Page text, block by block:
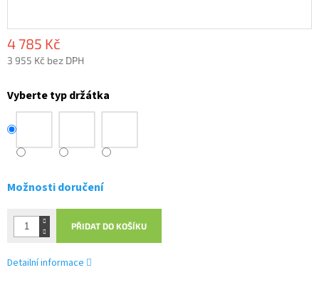
4 785 Kč
3 955 Kč bez DPH
cena:
Vyberte typ držátka
Možnosti doručení
PŘIDAT DO KOŠÍKU
Detailní informace